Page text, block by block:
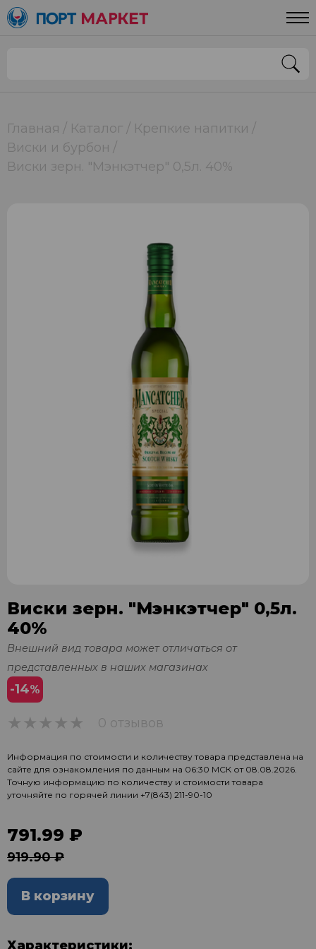
Главная Каталог
Крепкие напитки
Виски и бурбон
Виски зерн. "Мэнкэтчер" 0,5л. 40%
Виски зерн. "Мэнкэтчер" 0,5л.
40%
Внешний вид товара может отличаться от
представленных в наших магазинах
-14%
0 отзывов
Информация по стоимости и количеству товара представлена на
сайте для ознакомления по данным на 06:30 МСК от 08.08.2026.
Точную информацию по количеству и стоимости товара
уточняйте по горячей линии +7(843) 211-90-10
791.99 ₽
919.90 ₽
В корзину
Характеристики: